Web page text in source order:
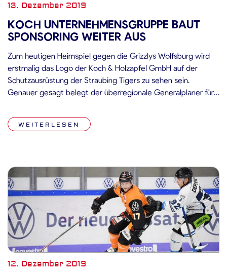
13. Dezember 2019
KOCH UNTERNEHMENSGRUPPE BAUT
SPONSORING WEITER AUS
Zum heutigen Heimspiel gegen die Grizzlys Wolfsburg wird
erstmalig das Logo der Koch & Holzapfel GmbH auf der
Schutzausrüstung der Straubing Tigers zu sehen sein.
Genauer gesagt belegt der überregionale Generalplaner für
und Rückseite der Hosenbeine und erweitert somit sein
bestehendes Werbepaket. Bereits seit 2017 engagiert sich
WEITERLESEN
12. Dezember 2019